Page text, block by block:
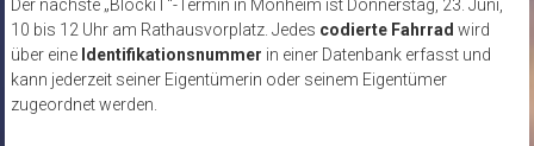
Der nächste „BlockiT“-Termin in Monheim ist Donnerstag, 23. Juni,
10 bis 12 Uhr am Rathausvorplatz. Jedes codierte Fahrrad wird
über eine Identifikationsnummer in einer Datenbank erfasst und
kann jederzeit seiner Eigentümerin oder seinem Eigentümer
zugeordnet werden.